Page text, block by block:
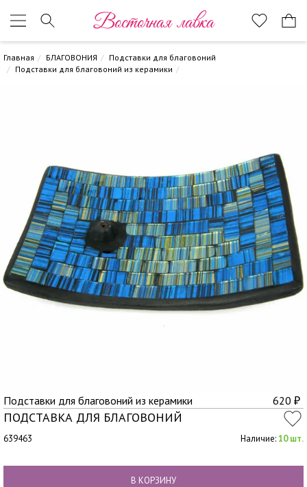
Восточная лавка
Главная БЛАГОВОНИЯ
Подставки для благовоний
Подставки для благовоний из керамики
Подставки для благовоний из керамики 620 ₽
ПОДСТАВКА ДЛЯ БЛАГОВОНИЙ
639463 Наличие:10 шт.
В КОРЗИНУ